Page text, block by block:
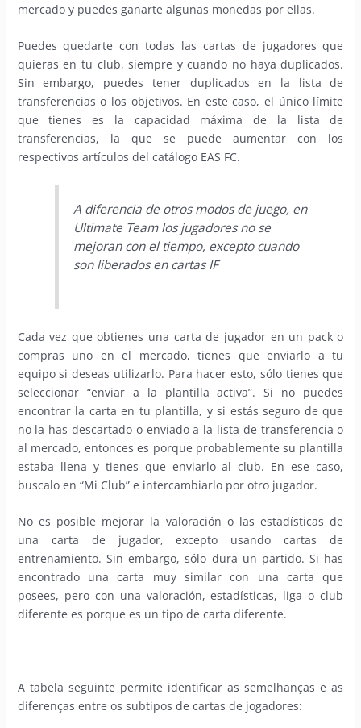
mercado y puedes ganarte algunas monedas por ellas.
Puedes quedarte con todas las cartas de jugadores que
quieras en tu club, siempre y cuando no haya duplicados.
Sin embargo, puedes tener duplicados en la lista de
transferencias o los objetivos. En este caso, el único límite
que tienes es la capacidad máxima de la lista de
transferencias, la que se puede aumentar con los
respectivos artículos del catálogo EAS FC.
A diferencia de otros modos de juego, en
Ultimate Team los jugadores no se
mejoran con el tiempo, excepto cuando
son liberados en cartas IF
Cada vez que obtienes una carta de jugador en un pack o
compras uno en el mercado, tienes que enviarlo a tu
equipo si deseas utilizarlo. Para hacer esto, sólo tienes que
seleccionar “enviar a la plantilla activa”. Si no puedes
encontrar la carta en tu plantilla, y si estás seguro de que
no la has descartado o enviado a la lista de transferencia o
al mercado, entonces es porque probablemente su plantilla
estaba llena y tienes que enviarlo al club. En ese caso,
buscalo en “Mi Club” e intercambiarlo por otro jugador.
No es posible mejorar la valoración o las estadísticas de
una carta de jugador, excepto usando cartas de
entrenamiento. Sin embargo, sólo dura un partido. Si has
encontrado una carta muy similar con una carta que
posees, pero con una valoración, estadísticas, liga o club
diferente es porque es un tipo de carta diferente.
A tabela seguinte permite identificar as semelhanças e as
diferenças entre os subtipos de cartas de jogadores: